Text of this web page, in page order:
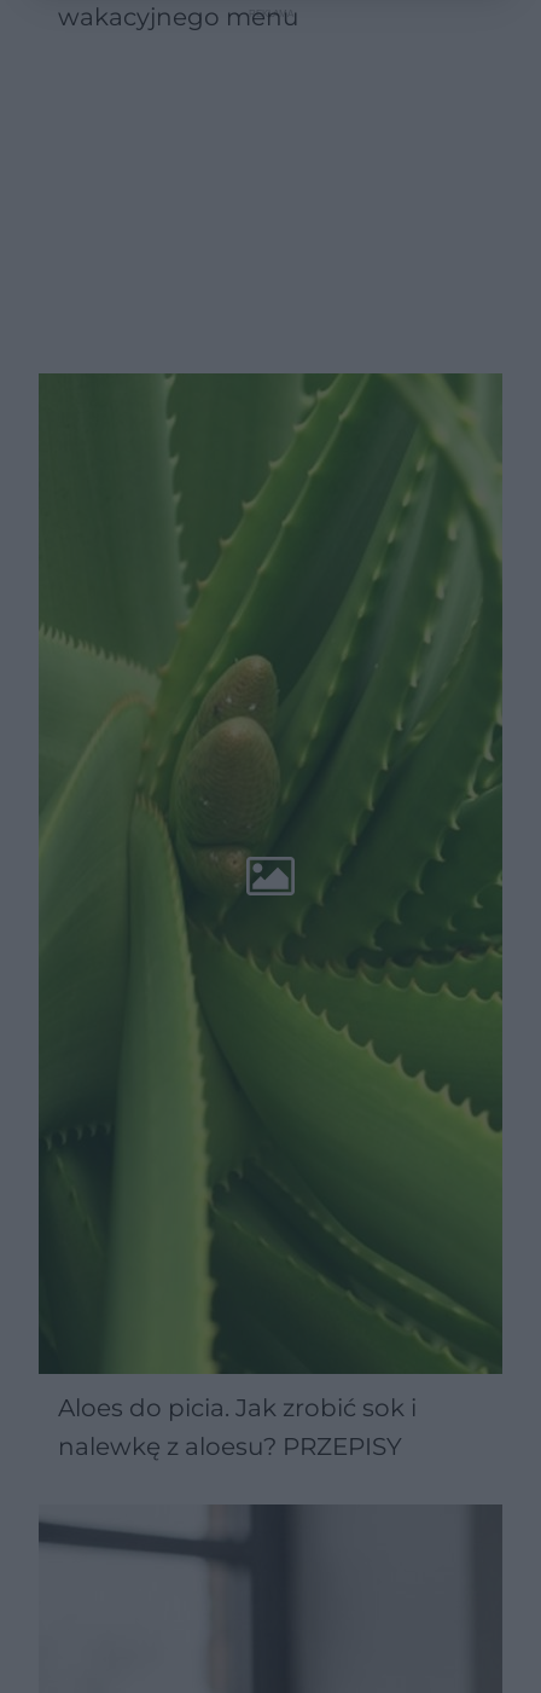
wakacyjnego menu
Ta dieta może pomóc dożyć
siedemdziesiątki w dobrej formie.
Nie chodzi o śródziemnomorską
Aloes do picia. Jak zrobić sok i
nalewkę z aloesu? PRZEPISY